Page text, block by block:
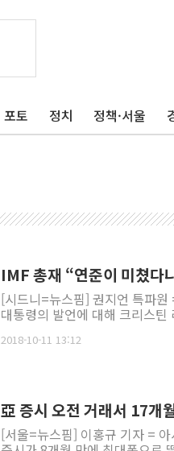
포토 정치 정책·서울
IMF 총재 “연준이 미쳤
[시드니=뉴스핌] 권지언 특파
대통령의 발언에 대해 크리스
2018-10-11 13:12
亞 증시 오전 거래서 17
[서울=뉴스핌] 이홍규 기자 =